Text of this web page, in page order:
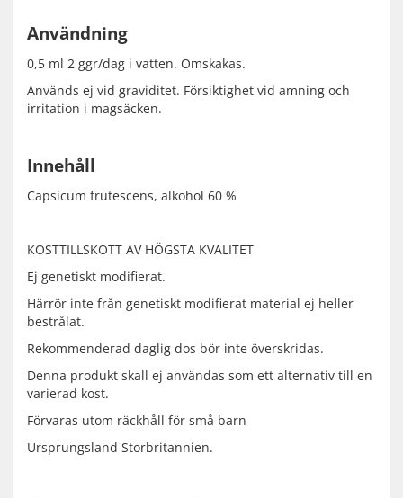
Användning
0,5 ml 2 ggr/dag i vatten. Omskakas.
Används ej vid graviditet. Försiktighet vid amning och
irritation i magsäcken.
Innehåll
Capsicum frutescens, alkohol 60 %
KOSTTILLSKOTT AV HÖGSTA KVALITET
Ej genetiskt modifierat.
Härrör inte från genetiskt modifierat material ej heller
bestrålat.
Rekommenderad daglig dos bör inte överskridas.
Denna produkt skall ej användas som ett alternativ till en
varierad kost.
Förvaras utom räckhåll för små barn
Ursprungsland Storbritannien.